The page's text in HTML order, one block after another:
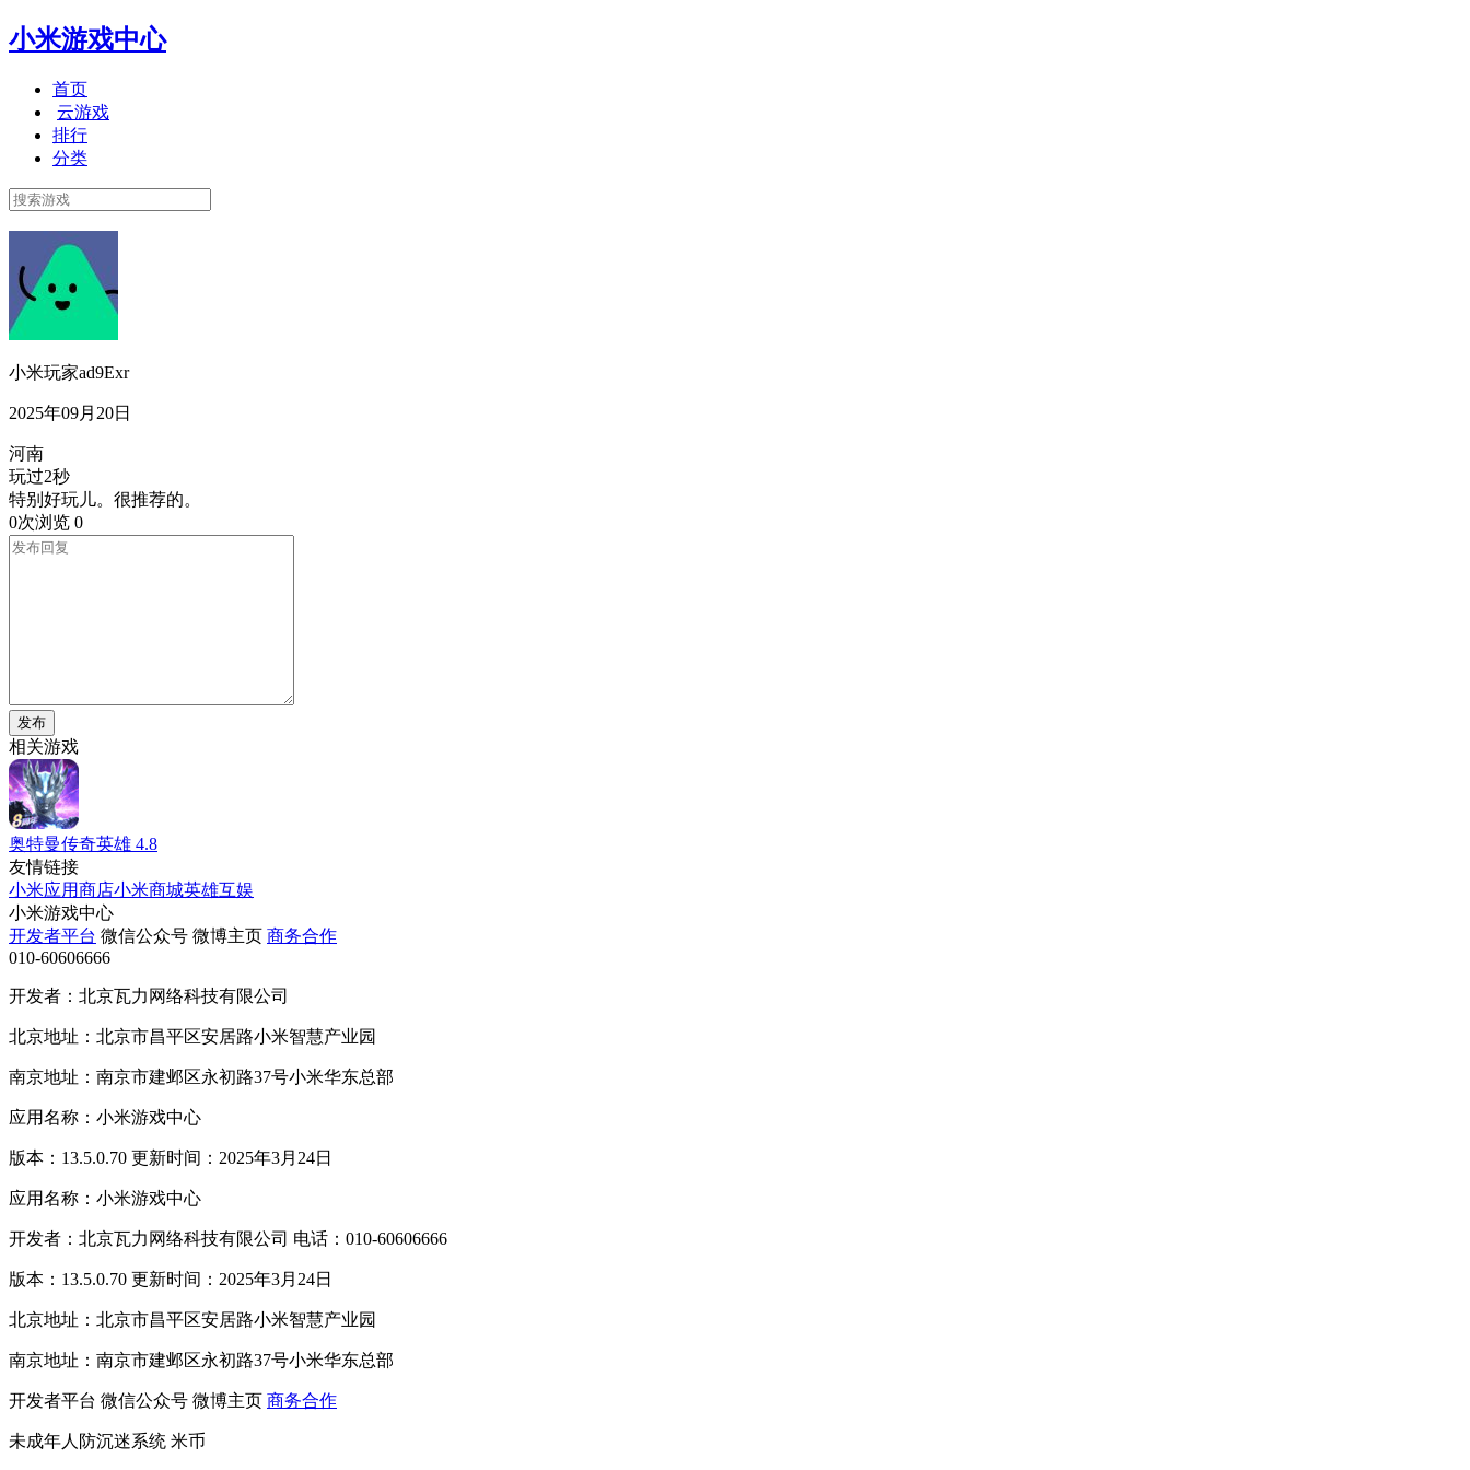
小米游戏中心
首页
云游戏
排行
分类
小米玩家ad9Exr
2025年09月20日
河南
玩过2秒
特别好玩儿。很推荐的。
0次浏览 0
发布
相关游戏
奥特曼传奇英雄 4.8
友情链接
小米应用商店小米商城英雄互娱
小米游戏中心
开发者平台 微信公众号 微博主页 商务合作
010-60606666
开发者：北京瓦力网络科技有限公司
北京地址：北京市昌平区安居路小米智慧产业园
南京地址：南京市建邺区永初路37号小米华东总部
应用名称：小米游戏中心
版本：13.5.0.70 更新时间：2025年3月24日
应用名称：小米游戏中心
开发者：北京瓦力网络科技有限公司 电话：010-60606666
版本：13.5.0.70 更新时间：2025年3月24日
北京地址：北京市昌平区安居路小米智慧产业园
南京地址：南京市建邺区永初路37号小米华东总部
开发者平台 微信公众号 微博主页 商务合作
未成年人防沉迷系统 米币